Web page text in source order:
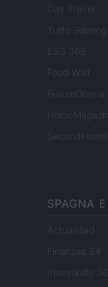
Day Travel
Tutto Gaming
ESG 365
Food Wiki
FuturoDonna
SPAGNA
Actualidad
Finanzas 24
Investindo